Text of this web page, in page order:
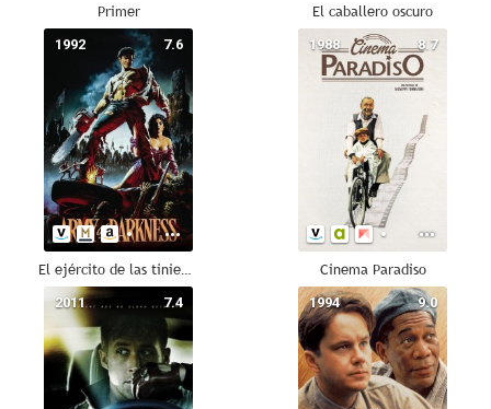
Primer El caballero oscuro
7.6
1992
El ejército de las tinieblas
8.7
1988
Cinema Paradiso
7.4
2011 9.0
1994